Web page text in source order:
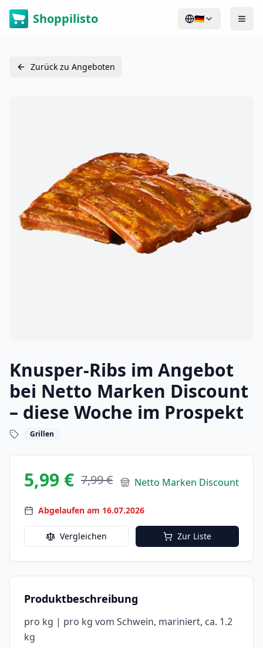
Shoppilisto 🇩🇪
Zurück zu Angeboten
Knusper-Ribs im Angebot
bei Netto Marken Discount
– diese Woche im Prospekt
Grillen
5,99 € 7,99 € Netto Marken Discount
Abgelaufen am 16.07.2026
Vergleichen Zur Liste
Produktbeschreibung
pro kg | pro kg vom Schwein, mariniert, ca. 1.2
kg